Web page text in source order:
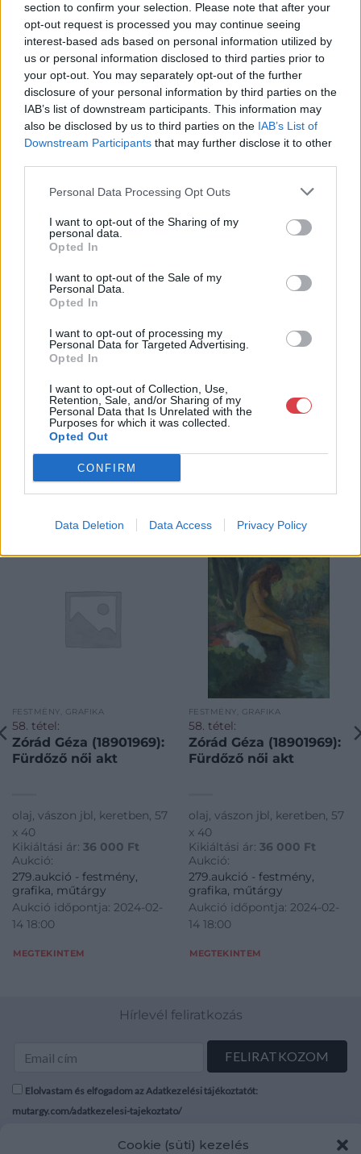
section to confirm your selection. Please note that after your
opt-out request is processed you may continue seeing
interest-based ads based on personal information utilized by
us or personal information disclosed to third parties prior to
your opt-out. You may separately opt-out of the further
disclosure of your personal information by third parties on the
IAB’s list of downstream participants. This information may
also be disclosed by us to third parties on the IAB’s List of
Downstream Participants that may further disclose it to other
Personal Data Processing Opt Outs
I want to opt-out of the Sharing of my
personal data.
Opted In
I want to opt-out of the Sale of my
Personal Data.
Opted In
I want to opt-out of processing my
Personal Data for Targeted Advertising.
Opted In
I want to opt-out of Collection, Use,
Retention, Sale, and/or Sharing of my
Personal Data that Is Unrelated with the
Purposes for which it was collected.
Opted Out
CONFIRM
Data Deletion Data Access Privacy Policy
Cookie (süti) kezelés
Eladó adatai
Eladó:Műgyűjtők Háza Kft.
Cím: Dudás Attila
Műgyűjtők Háza kft.
Budapest
1023.Bp. Zsigmond tér 11.
1023
Telefon: 18008123
Weboldal:
Bemutatkozás: 2013 nyarán nyitottuk meg Galériánkat
Budapesten, a II. kerületben. Célunk, hogy az eladók optimális
rendszeresen tudják gazdagítani gyűjteményüket változatos
kínálatunkból. Ezért is rendezünk minden második héten,
18.00 óráig várjuk szeretettel az érdeklődőket.
GALÉRIA TOVÁBBI MŰTÁRGYAI
FESTMÉNY, GRAFIKA
58. tétel:
Zórád Géza (18901969):
Fürdőző női akt
olaj, vászon jbl, keretben, 57
x 40
Kikiáltási ár: 36 000 Ft
Aukció:
279.aukció - festmény,
grafika, műtárgy
Aukció időpontja: 2024-02-
14 18:00
MEGTEKINTEM
FESTMÉNY, GRAFIKA
58. tétel:
Zórád Géza (18901969):
Fürdőző női akt
olaj, vászon jbl, keretben, 57
x 40
Kikiáltási ár: 36 000 Ft
Aukció:
279.aukció - festmény,
grafika, műtárgy
Aukció időpontja: 2024-02-
14 18:00
MEGTEKINTEM
Hírlevél feliratkozás
Elolvastam és elfogadom az Adatkezelési tájékoztatót:
mutargy.com/adatkezelesi-tajekoztato/